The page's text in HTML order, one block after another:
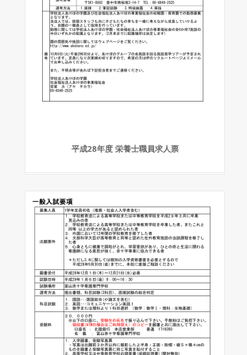
平成28年度 栄養士職員求人票